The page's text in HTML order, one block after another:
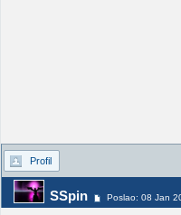
Profil
SSpin Poslao: 08 Jan